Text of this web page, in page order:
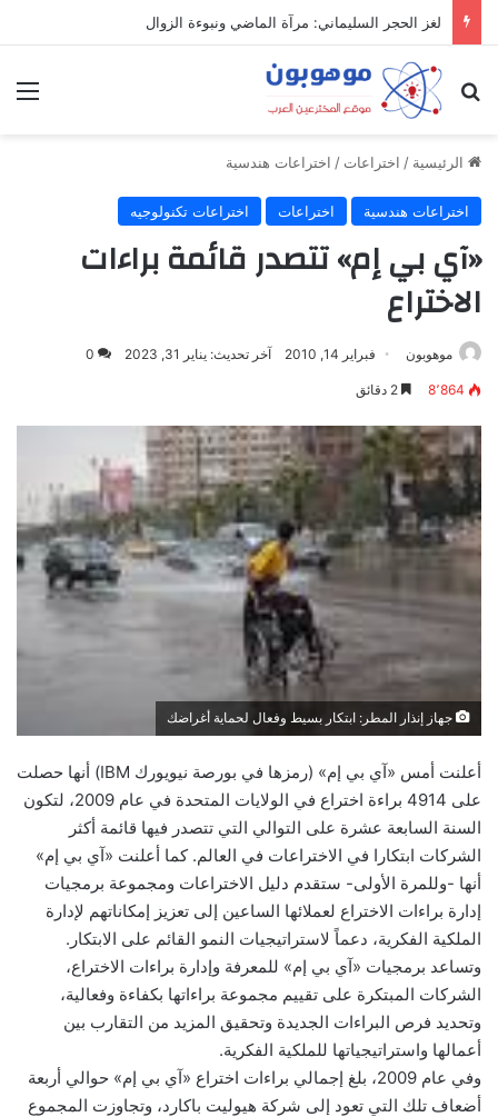
لغز الحجر السليماني: مرآة الماضي ونبوءة الزوال
بحث عن
الرئيسية / اختراعات / اختراعات هندسية
اختراعات هندسية اختراعات اختراعات تكنولوجيه
«آي بي إم» تتصدر قائمة براءات
الاختراع
موهوبون فبراير 14, 2010 آخر تحديث: يناير 31, 2023 0
8٬864
جهاز إنذار المطر: ابتكار بسيط وفعال لحماية أغراضك
أعلنت أمس «آي بي إم» (رمزها في بورصة نيويورك IBM) أنها حصلت
على 4914 براءة اختراع في الولايات المتحدة في عام 2009، لتكون
السنة السابعة عشرة على التوالي التي تتصدر فيها قائمة أكثر
الشركات ابتكارا في الاختراعات في العالم. كما أعلنت «آي بي إم»
أنها -وللمرة الأولى- ستقدم دليل الاختراعات ومجموعة برمجيات
إدارة براءات الاختراع لعملائها الساعين إلى تعزيز إمكاناتهم لإدارة
الملكية الفكرية، دعماً لاستراتيجيات النمو القائم على الابتكار.
وتساعد برمجيات «آي بي إم» للمعرفة وإدارة براءات الاختراع،
الشركات المبتكرة على تقييم مجموعة براءاتها بكفاءة وفعالية،
وتحديد فرص البراءات الجديدة وتحقيق المزيد من التقارب بين
أعمالها واستراتيجياتها للملكية الفكرية.
وفي عام 2009، بلغ إجمالي براءات اختراع «آي بي إم» حوالي أربعة
أضعاف تلك التي تعود إلى شركة هيوليت باكارد، وتجاوزت المجموع